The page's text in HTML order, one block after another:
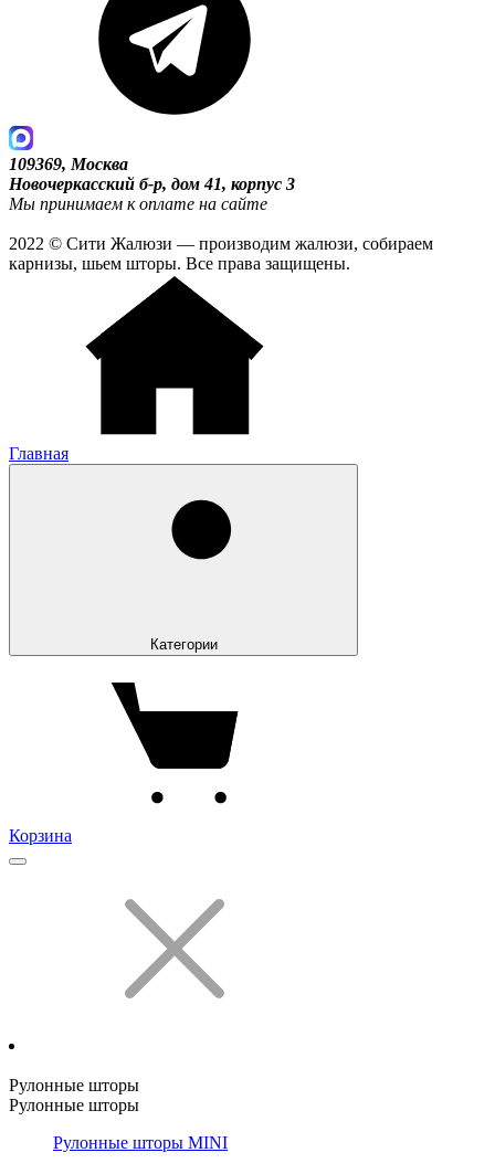
109369, Москва
Новочеркасский б-р, дом 41, корпус 3
Мы принимаем к оплате на сайте
2022 © Сити Жалюзи — производим жалюзи, собираем
карнизы, шьем шторы. Все права защищены.
Главная
Категории
Корзина
Рулонные шторы
Рулонные шторы
Рулонные шторы MINI